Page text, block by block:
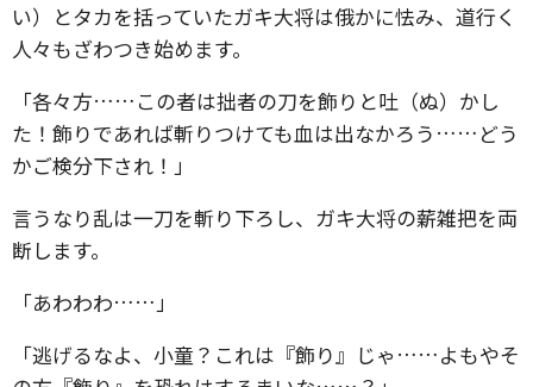
い）とタカを括っていたガキ大将は俄かに怯み、道行く
人々もざわつき始めます。
「各々方……この者は拙者の刀を飾りと吐（ぬ）かし
た！飾りであれば斬りつけても血は出なかろう……どう
かご検分下され！」
言うなり乱は一刀を斬り下ろし、ガキ大将の薪雑把を両
断します。
「あわわわ……」
「逃げるなよ、小童？これは『飾り』じゃ……よもやそ